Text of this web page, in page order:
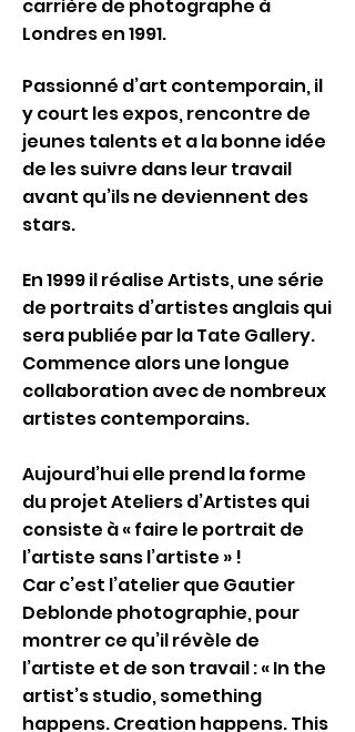
carrière de photographe à
Londres en 1991.
Passionné d’art contemporain, il
y court les expos, rencontre de
jeunes talents et a la bonne idée
de les suivre dans leur travail
avant qu’ils ne deviennent des
stars.
En 1999 il réalise Artists, une série
de portraits d’artistes anglais qui
sera publiée par la Tate Gallery.
Commence alors une longue
collaboration avec de nombreux
artistes contemporains.
Aujourd’hui elle prend la forme
du projet Ateliers d’Artistes qui
consiste à « faire le portrait de
l’artiste sans l’artiste » !
Car c’est l’atelier que Gautier
Deblonde photographie, pour
montrer ce qu’il révèle de
l’artiste et de son travail : « In the
artist’s studio, something
happens. Creation happens. This